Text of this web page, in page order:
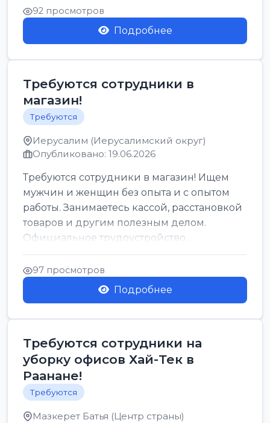
92 просмотров
Подробнее
Требуются сотрудники в
магазин!
Требуются
Иерусалим (Иерусалимский округ)
Опубликовано: 19.06.2026
Требуются сотрудники в магазин! Ищем
мужчин и женщин без опыта и с опытом
работы. Занимаетесь кассой, расстановкой
товаров и другим полезным делом.
Официальное трудоустройство,
стабильная зарплата от ...
97 просмотров
Подробнее
Требуются сотрудники на
уборку офисов Хай-Тек в
Раанане!
Требуются
Мазкерет Батья (Центр страны)